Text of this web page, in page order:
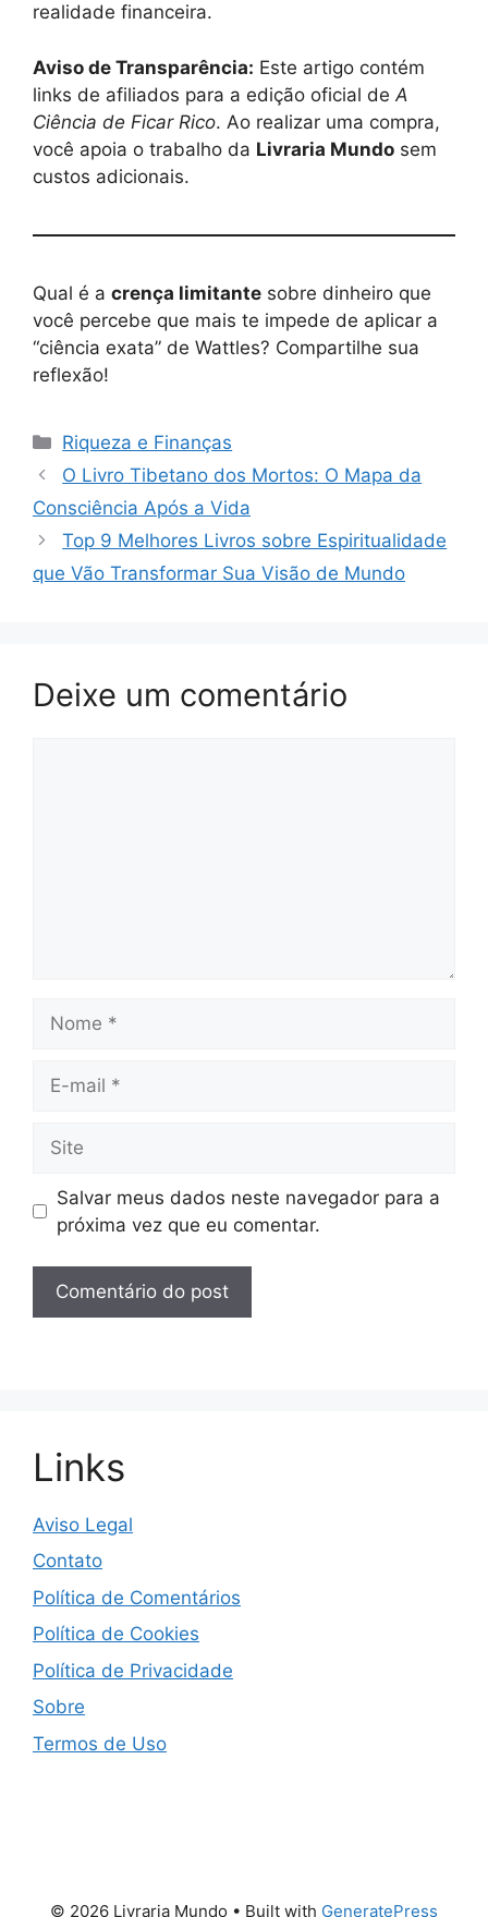
realidade financeira.
Aviso de Transparência: Este artigo contém
links de afiliados para a edição oficial de A
Ciência de Ficar Rico. Ao realizar uma compra,
você apoia o trabalho da Livraria Mundo sem
custos adicionais.
Qual é a crença limitante sobre dinheiro que
você percebe que mais te impede de aplicar a
“ciência exata” de Wattles? Compartilhe sua
reflexão!
Categorias
Riqueza e Finanças
O Livro Tibetano dos Mortos: O Mapa da
Consciência Após a Vida
Top 9 Melhores Livros sobre Espiritualidade
que Vão Transformar Sua Visão de Mundo
Deixe um comentário
mail
Salvar meus dados neste navegador para a
próxima vez que eu comentar.
Links
Aviso Legal
Contato
Política de Comentários
Política de Cookies
Política de Privacidade
Sobre
Termos de Uso
© 2026 Livraria Mundo • Built with GeneratePress